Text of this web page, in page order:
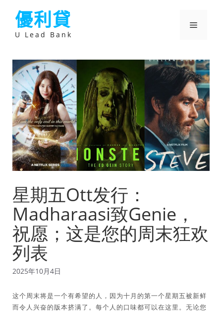
優利貸
U Lead Bank
選
星期五Ott发行：
Madharaasi致Genie，
祝愿；这是您的周末狂欢
列表
2025年10月4日
这个周末将是一个有希望的人，因为十月的第一个星期五被新鲜
而令人兴奋的版本挤满了。每个人的口味都可以在这里。无论您